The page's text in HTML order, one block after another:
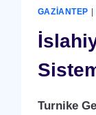
GAZIANTEP
Turnike